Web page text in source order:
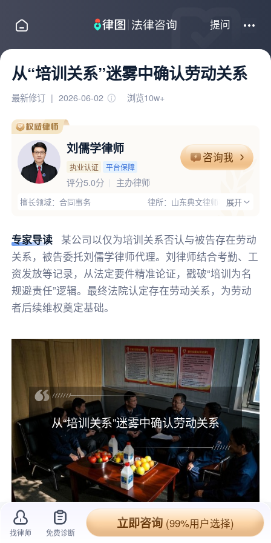
提问
从“培训关系”迷雾中确认劳动关系
最新修订 | 2026-06-02 浏览10w+
刘儒学律师
执业认证 平台保障
咨询我
评分5.0分 主办律师
擅长领域：合同事务
律所：山东典文律师事务所
展开
专家导读
某公司以仅为培训关系否认与被告存在劳动
关系，被告委托刘儒学律师代理。刘律师结合考勤、工
资发放等记录，从法定要件精准论证，戳破“培训为名
规避责任”逻辑。最终法院认定存在劳动关系，为劳动
者后续维权奠定基础。
从“培训关系”迷雾中确认劳动关系
20XX年，某公司作为原告，以与被告之间仅
找律师 免费诊断
立即咨询(99%用户选择)